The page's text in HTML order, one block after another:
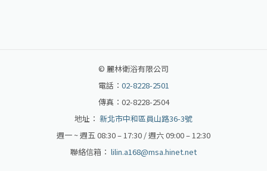
© 麗林衛浴有限公司
電話： 02-8228-2501
傳真：02-8228-2504
地址： 新北市中和區員山路36-3號
週一 ~ 週五 08:30 – 17:30 / 週六 09:00 – 12:30
聯絡信箱： lilin.a168@msa.hinet.net